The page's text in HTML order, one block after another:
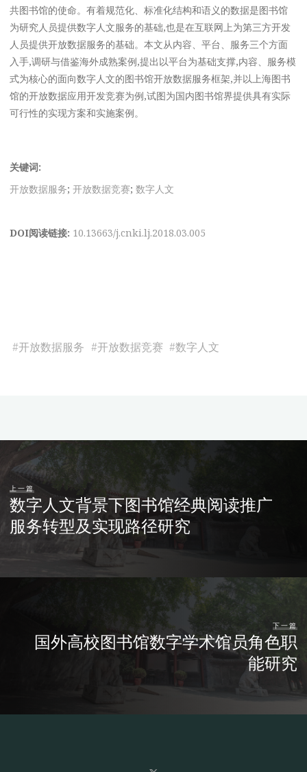
共图书馆的使命。有着规范化、标准化结构和语义的数据是图书馆
为研究人员提供数字人文服务的基础,也是在互联网上为第三方开发
人员提供开放数据服务的基础。本文从内容、平台、服务三个方面
入手,调研与借鉴海外成熟案例,提出以平台为基础支撑,内容、服务模
式为核心的面向数字人文的图书馆开放数据服务框架,并以上海图书
馆的开放数据应用开发竞赛为例,试图为国内图书馆界提供具有实际
可行性的实现方案和实施案例。
关键词:
开放数据服务;开放数据竞赛;数字人文
DOI阅读链接: 10.13663/j.cnki.lj.2018.03.005
#开放数据服务 #开放数据竞赛 #数字人文
上一篇
数字人文背景下图书馆经典阅读推广
服务转型及实现路径研究
下一篇
国外高校图书馆数字学术馆员角色职
能研究